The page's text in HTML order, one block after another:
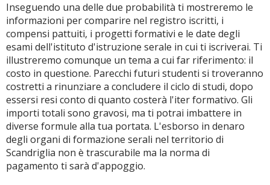
Inseguendo una delle due probabilità ti mostreremo le
informazioni per comparire nel registro iscritti, i
compensi pattuiti, i progetti formativi e le date degli
esami dell'istituto d'istruzione serale in cui ti iscriverai. Ti
illustreremo comunque un tema a cui far riferimento: il
costo in questione. Parecchi futuri studenti si troveranno
costretti a rinunziare a concludere il ciclo di studi, dopo
essersi resi conto di quanto costerà l'iter formativo. Gli
importi totali sono gravosi, ma ti potrai imbattere in
diverse formule alla tua portata. L'esborso in denaro
degli organi di formazione serali nel territorio di
Scandriglia non è trascurabile ma la norma di
pagamento ti sarà d'appoggio.